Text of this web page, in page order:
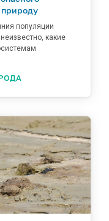
популяции
какие